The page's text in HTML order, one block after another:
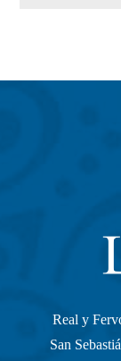
Real y
San